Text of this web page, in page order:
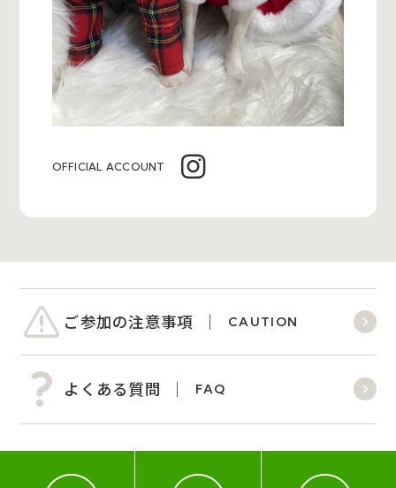
OFFICIAL ACCOUNT
ご参加の注意事項 CAUTION
よくある質問 FAQ